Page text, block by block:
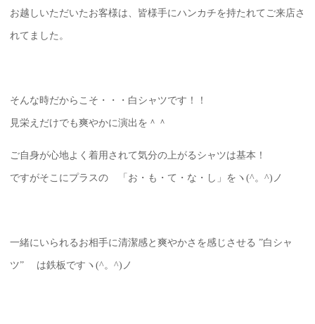
お越しいただいたお客様は、皆様手にハンカチを持たれてご来店さ
れてました。
そんな時だからこそ・・・白シャツです！！
見栄えだけでも爽やかに演出を＾＾
ご自身が心地よく着用されて気分の上がるシャツは基本！
ですがそこにプラスの 「お・も・て・な・し」をヽ(^。^)ノ
一緒にいられるお相手に清潔感と爽やかさを感じさせる ”白シャ
ツ” は鉄板ですヽ(^。^)ノ